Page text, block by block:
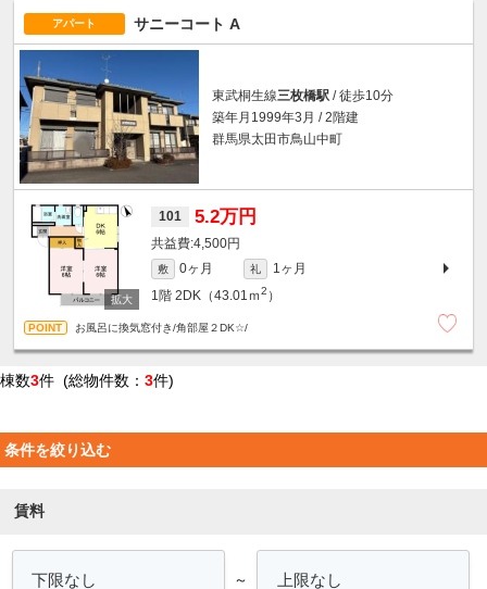
アパート サニーコート A
東武桐生線三枚橋駅 / 徒歩10分
築年月1999年3月 / 2階建
群馬県太田市鳥山中町
101 5.2万円
4,500円
敷 0ヶ月 礼
1ヶ月
1階 2DK（43.01ｍ2 ）
お風呂に換気窓付き/角部屋２DK☆/
棟数3件 (総物件数： 3件)
条件を絞り込む
賃料
～